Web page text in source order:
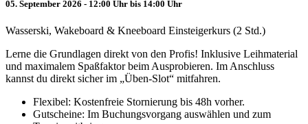
05. September 2026 - 12:00 Uhr bis 14:00 Uhr
Wasserski, Wakeboard & Kneeboard Einsteigerkurs (2 Std.)
Lerne die Grundlagen direkt von den Profis! Inklusive Leihmaterial
und maximalem Spaßfaktor beim Ausprobieren. Im Anschluss
kannst du direkt sicher im „Üben-Slot“ mitfahren.
Flexibel: Kostenfreie Stornierung bis 48h vorher.
Gutscheine: Im Buchungsvorgang auswählen und zum